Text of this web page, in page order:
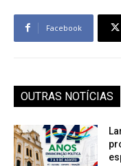
Facebook
OUTRAS NOTÍCIAS